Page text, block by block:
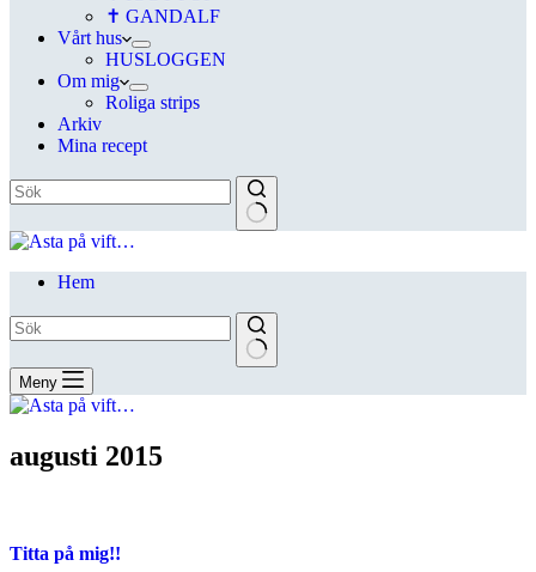
✝ GANDALF
Vårt hus
HUSLOGGEN
Om mig
Roliga strips
Arkiv
Mina recept
Hem
Meny
augusti 2015
Titta på mig!!